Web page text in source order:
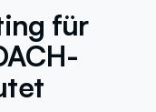
für